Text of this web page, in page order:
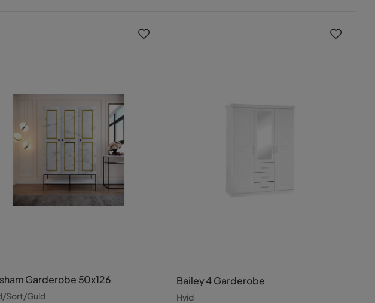
Garderobe 50x126
Sort/Guld
Bailey 4 Garderobe
Hvid